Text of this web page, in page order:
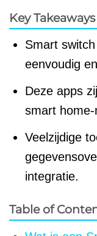
Key Takeaways
Smart
eenvoudig
Deze apps
smart home-
Veelzijdige
integratie.
Table of